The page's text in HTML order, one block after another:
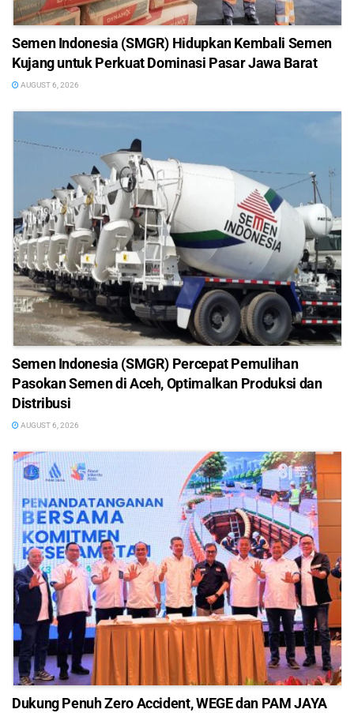
Semen Indonesia (SMGR) Hidupkan Kembali Semen
Kujang untuk Perkuat Dominasi Pasar Jawa Barat
AUGUST 6, 2026
Semen Indonesia (SMGR) Percepat Pemulihan
Pasokan Semen di Aceh, Optimalkan Produksi dan
Distribusi
AUGUST 6, 2026
Dukung Penuh Zero Accident, WEGE dan PAM JAYA